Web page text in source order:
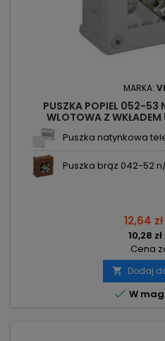
MARKA:
PUSZKA POPIEL 052-53
WLOTOWA Z
Puszka natynkowa
Puszka brąz 042-52
12,64 zł
10,28 zł
Cena
 Dodaj
 W